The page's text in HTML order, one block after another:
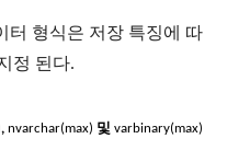
터 형식은 저장 특징에 따
정 된다.
, nvarchar(max) 및 varbinary(max)